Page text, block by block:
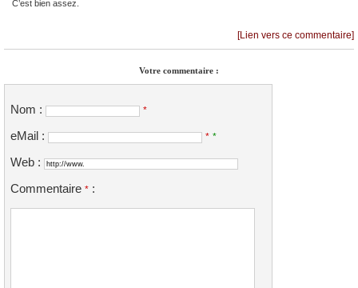
C’est bien assez.
[Lien vers ce commentaire]
Votre commentaire :
Nom : *
eMail : * *
Web :
Commentaire * :